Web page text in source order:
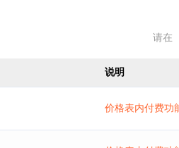
请在
说明
价格表内付费功